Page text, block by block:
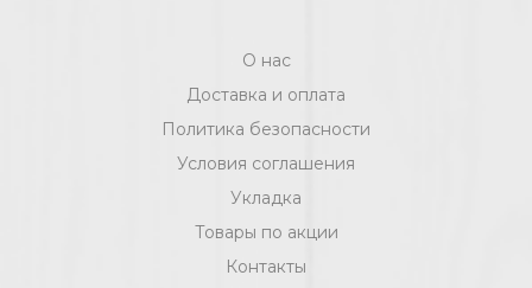
О нас
Доставка и оплата
Политика безопасности
Условия соглашения
Укладка
Товары по акции
Контакты